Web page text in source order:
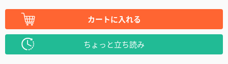
カートに入れる
ちょっと立ち読み